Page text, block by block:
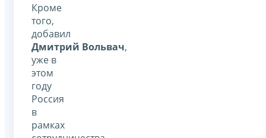
Кроме
того,
добавил
Дмитрий Вольвач,
уже в
этом
году
Россия
в
рамках